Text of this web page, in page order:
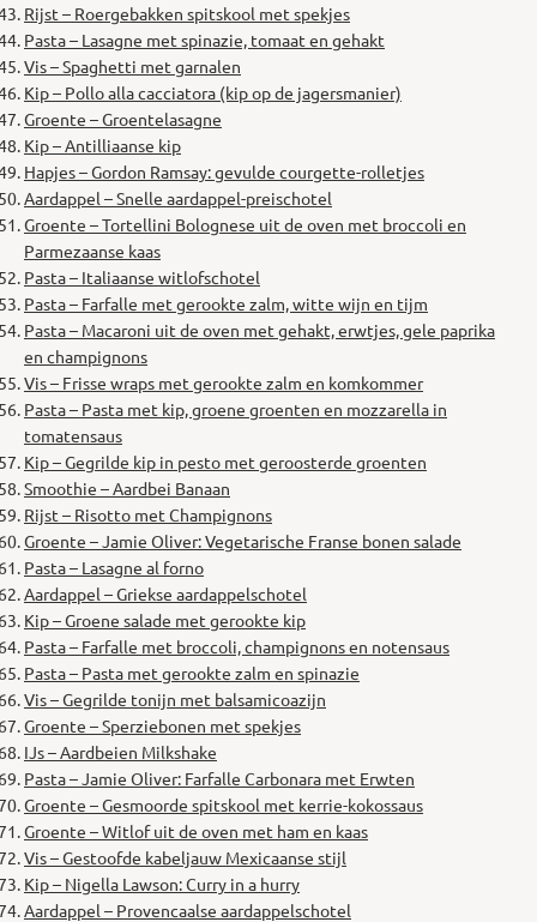
Rijst – Roergebakken spitskool met spekjes
Pasta – Lasagne met spinazie, tomaat en gehakt
Vis – Spaghetti met garnalen
Kip – Pollo alla cacciatora (kip op de jagersmanier)
Groente – Groentelasagne
Kip – Antilliaanse kip
Hapjes – Gordon Ramsay: gevulde courgette-rolletjes
Aardappel – Snelle aardappel-preischotel
Groente – Tortellini Bolognese uit de oven met broccoli en
Parmezaanse kaas
Pasta – Italiaanse witlofschotel
Pasta – Farfalle met gerookte zalm, witte wijn en tijm
Pasta – Macaroni uit de oven met gehakt, erwtjes, gele paprika
en champignons
Vis – Frisse wraps met gerookte zalm en komkommer
Pasta – Pasta met kip, groene groenten en mozzarella in
tomatensaus
Kip – Gegrilde kip in pesto met geroosterde groenten
Smoothie – Aardbei Banaan
Rijst – Risotto met Champignons
Groente – Jamie Oliver: Vegetarische Franse bonen salade
Pasta – Lasagne al forno
Aardappel – Griekse aardappelschotel
Kip – Groene salade met gerookte kip
Pasta – Farfalle met broccoli, champignons en notensaus
Pasta – Pasta met gerookte zalm en spinazie
Vis – Gegrilde tonijn met balsamicoazijn
Groente – Sperziebonen met spekjes
IJs – Aardbeien Milkshake
Pasta – Jamie Oliver: Farfalle Carbonara met Erwten
Groente – Gesmoorde spitskool met kerrie-kokossaus
Groente – Witlof uit de oven met ham en kaas
Vis – Gestoofde kabeljauw Mexicaanse stijl
Kip – Nigella Lawson: Curry in a hurry
Aardappel – Provencaalse aardappelschotel